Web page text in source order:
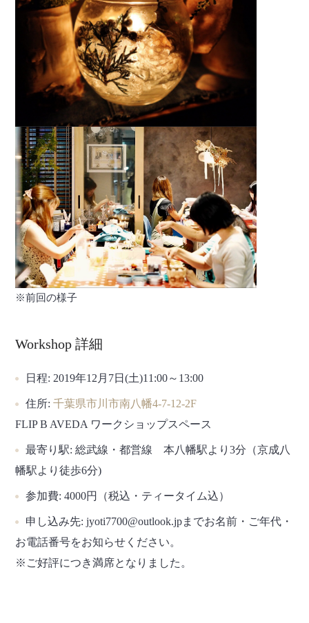
※前回の様子
Workshop 詳細
日程: 2019年12月7日(土)11:00～13:00
住所:千葉県市川市南八幡4-7-12-2F
FLIP B AVEDA ワークショップスペース
最寄り駅:総武線・都営線 本八幡駅より3分（京成八
幡駅より徒歩6分)
参加費:4000円（税込・ティータイム込）
申し込み先:jyoti7700@outlook.jpまでお名前・ご年代・
お電話番号をお知らせください。
※ご好評につき満席となりました。